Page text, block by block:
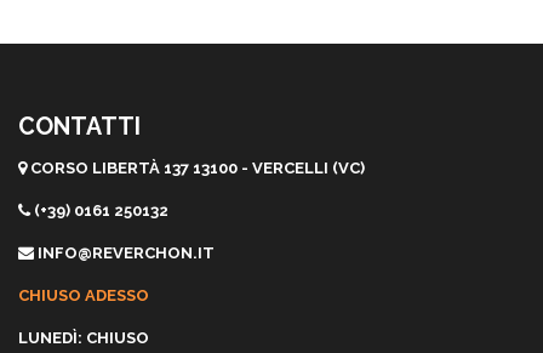
CONTATTI
CORSO LIBERTÀ 137 13100 - VERCELLI (VC)
(+39) 0161 250132
INFO@REVERCHON.IT
CHIUSO ADESSO
LUNEDÌ: CHIUSO